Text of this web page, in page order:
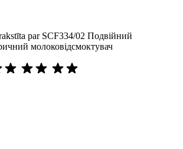
par SCF334/02 Подвійний
молоковідсмоктувач